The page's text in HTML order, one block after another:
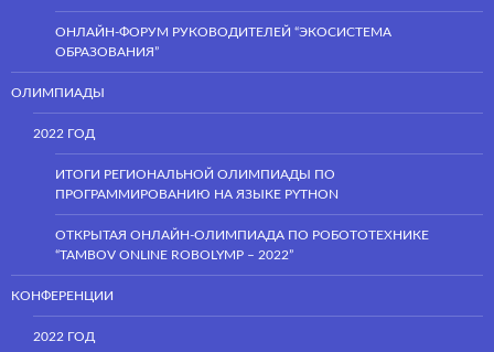
ОНЛАЙН-ФОРУМ РУКОВОДИТЕЛЕЙ “ЭКОСИСТЕМА
ОБРАЗОВАНИЯ”
ОЛИМПИАДЫ
2022 ГОД
ИТОГИ РЕГИОНАЛЬНОЙ ОЛИМПИАДЫ ПО
ПРОГРАММИРОВАНИЮ НА ЯЗЫКЕ PYTHON
ОТКРЫТАЯ ОНЛАЙН-ОЛИМПИАДА ПО РОБОТОТЕХНИКЕ
“TAMBOV ONLINE ROBOLYMP – 2022”
КОНФЕРЕНЦИИ
2022 ГОД